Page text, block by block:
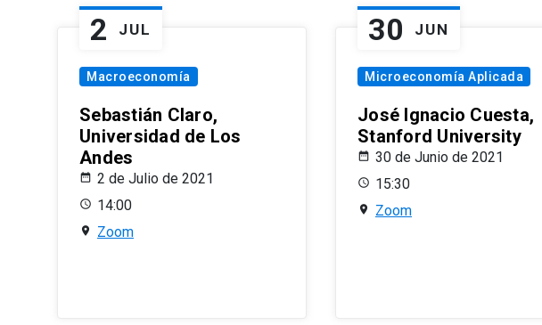
2 JUL
Macroeconomía
Sebastián Claro,
Universidad de Los
Andes
2 de Julio de 2021
14:00
Zoom
30 JUN
Microeconomía Aplicada
José Ignacio Cuesta,
Stanford University
30 de Junio de 2021
15:30
Zoom